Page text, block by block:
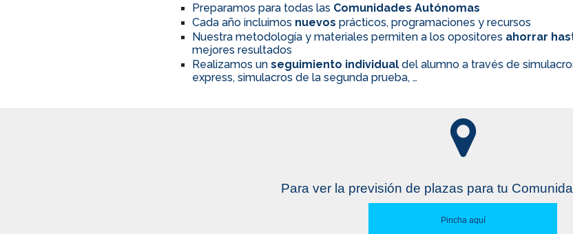
Preparamos para todas las Comunidades Autónomas
Cada año incluimos nuevos prácticos, programaciones y recursos
Nuestra metodología y materiales permiten a los opositores ahorrar
mejores resultados
Realizamos un seguimiento individual del alumno a través de
express, simulacros de la segunda prueba, …
Para ver la previsión de plazas para tu
Pincha aquí